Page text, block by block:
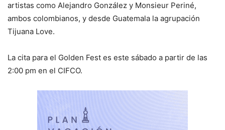
artistas como Alejandro González y Monsieur Periné,
ambos colombianos, y desde Guatemala la agrupación
Tijuana Love.
La cita para el Golden Fest es este sábado a partir de las
2:00 pm en el CIFCO.